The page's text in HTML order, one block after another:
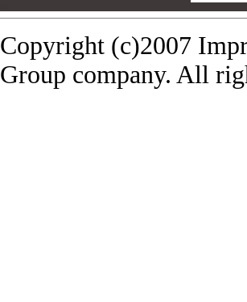
Copyright (c)2007
Group company. All